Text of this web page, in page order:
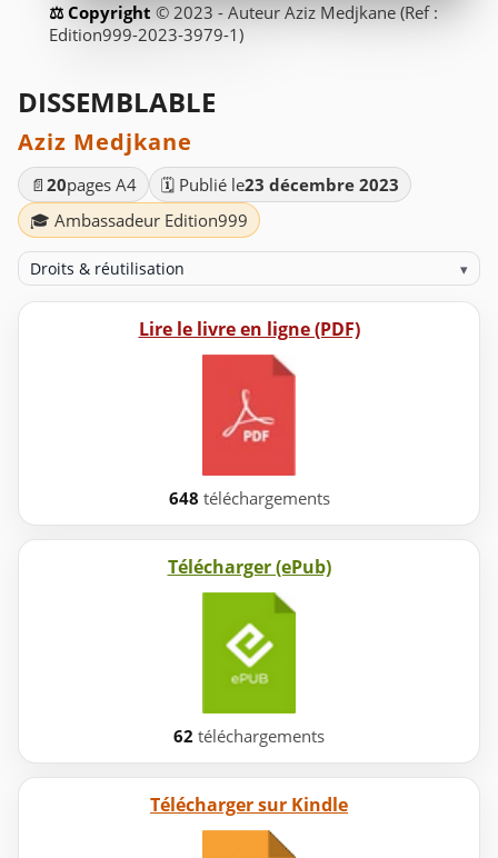
© 2023 - Auteur Aziz Medjkane (Ref :
Edition999-2023-3979-1)
DISSEMBLABLE
Aziz Medjkane
📄 20pages A4 🗓️ Publié le23 décembre 2023
🎓 Ambassadeur Edition999
Droits & réutilisation ▾
Lire le livre en ligne (PDF)
648 téléchargements
Télécharger (ePub)
62 téléchargements
Télécharger sur Kindle